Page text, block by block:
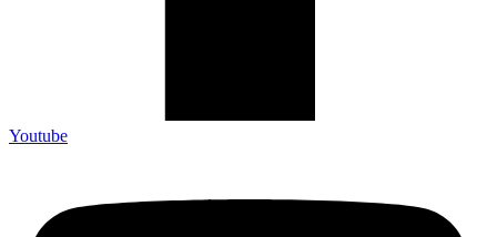
Youtube